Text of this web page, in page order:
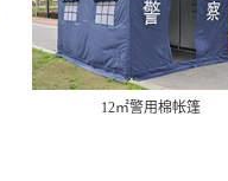
12㎡警用棉帐篷